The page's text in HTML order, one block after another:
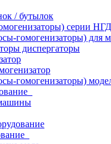
/ бутылок
серии НГД
гомогенизаторы) для
диспергаторы
гомогенизаторы)